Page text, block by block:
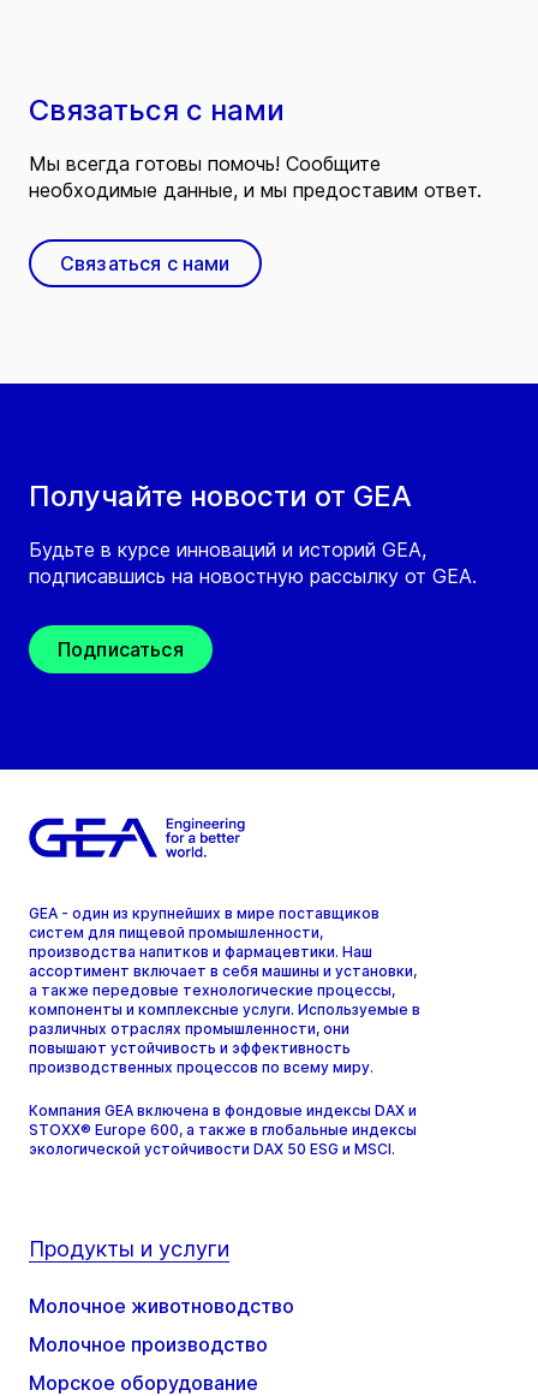
Получайте новости от GEA
Будьте в курсе инноваций и историй GEA,
подписавшись на новостную рассылку от GEA.
Подписаться
Связаться с нами
Мы всегда готовы помочь! Сообщите
необходимые данные, и мы предоставим ответ.
Связаться с нами
GEA - один из крупнейших в мире поставщиков
систем для пищевой промышленности,
производства напитков и фармацевтики. Наш
ассортимент включает в себя машины и установки,
а также передовые технологические процессы,
компоненты и комплексные услуги. Используемые в
различных отраслях промышленности, они
повышают устойчивость и эффективность
производственных процессов по всему миру.
Компания GEA включена в фондовые индексы DAX и
STOXX® Europe 600, а также в глобальные индексы
экологической устойчивости DAX 50 ESG и MSCI.
Продукты и услуги
Молочное животноводство
Молочное производство
Морское оборудование